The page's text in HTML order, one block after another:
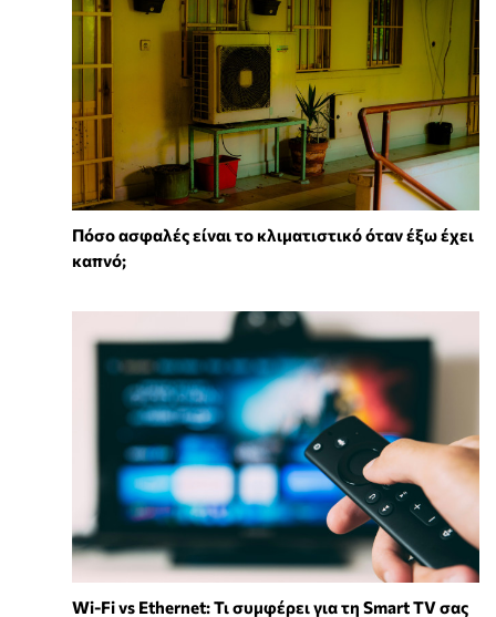
Πόσο ασφαλές είναι το κλιματιστικό όταν έξω έχει
καπνό;
Wi-Fi vs Ethernet: Τι συμφέρει για τη Smart TV σας